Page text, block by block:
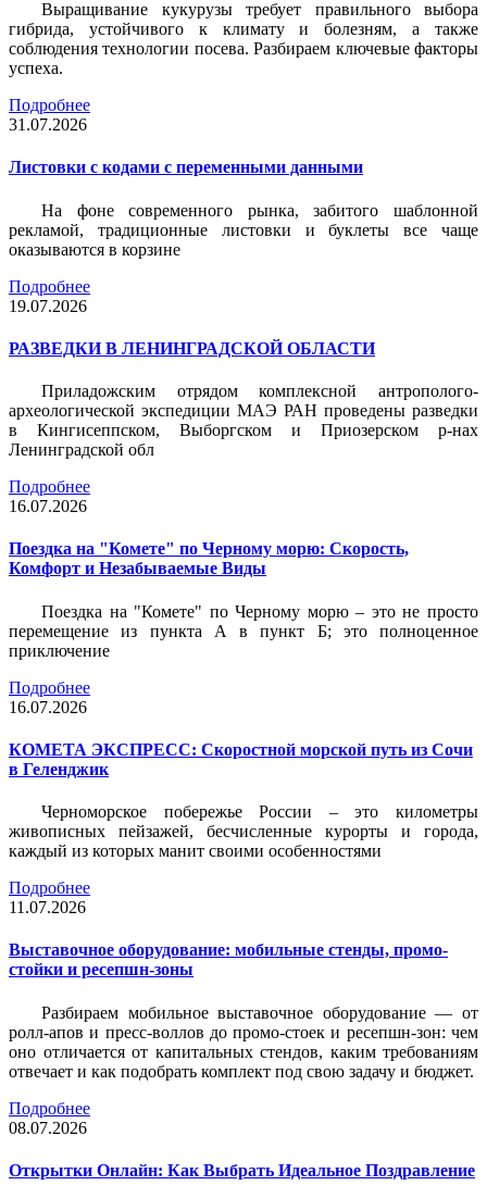
Выращивание кукурузы требует правильного выбора
гибрида, устойчивого к климату и болезням, а также
соблюдения технологии посева. Разбираем ключевые факторы
успеха.
Подробнее
31.07.2026
Листовки c кодами с переменными данными
На фоне современного рынка, забитого шаблонной
рекламой, традиционные листовки и буклеты все чаще
оказываются в корзине
Подробнее
19.07.2026
РАЗВЕДКИ В ЛЕНИНГРАДСКОЙ ОБЛАСТИ
Приладожским отрядом комплексной антрополого-
археологической экспедиции МАЭ РАН проведены разведки
в Кингисеппском, Выборгском и Приозерском р-нах
Ленинградской обл
Подробнее
16.07.2026
Поездка на "Комете" по Черному морю: Скорость,
Комфорт и Незабываемые Виды
Поездка на "Комете" по Черному морю – это не просто
перемещение из пункта А в пункт Б; это полноценное
приключение
Подробнее
16.07.2026
КОМЕТА ЭКСПРЕСС: Скоростной морской путь из Сочи
в Геленджик
Черноморское побережье России – это километры
живописных пейзажей, бесчисленные курорты и города,
каждый из которых манит своими особенностями
Подробнее
11.07.2026
Выставочное оборудование: мобильные стенды, промо-
стойки и ресепшн-зоны
Разбираем мобильное выставочное оборудование — от
ролл-апов и пресс-воллов до промо-стоек и ресепшн-зон: чем
оно отличается от капитальных стендов, каким требованиям
отвечает и как подобрать комплект под свою задачу и бюджет.
Подробнее
08.07.2026
Открытки Онлайн: Как Выбрать Идеальное Поздравление